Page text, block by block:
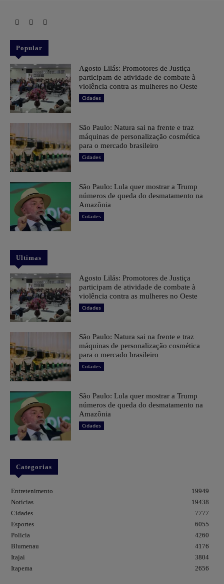
Popular
Agosto Lilás: Promotores de Justiça
participam de atividade de combate à
violência contra as mulheres no Oeste
Cidades
São Paulo: Natura sai na frente e traz
máquinas de personalização cosmética
para o mercado brasileiro
Cidades
São Paulo: Lula quer mostrar a Trump
números de queda do desmatamento na
Amazônia
Cidades
Ultimas
Agosto Lilás: Promotores de Justiça
participam de atividade de combate à
violência contra as mulheres no Oeste
Cidades
São Paulo: Natura sai na frente e traz
máquinas de personalização cosmética
para o mercado brasileiro
Cidades
São Paulo: Lula quer mostrar a Trump
números de queda do desmatamento na
Amazônia
Cidades
Categorias
Entretenimento
19949
Notícias
19438
Cidades
7777
Esportes
6055
Polícia
4260
Blumenau
4176
Itajai
3804
Itapema
2656